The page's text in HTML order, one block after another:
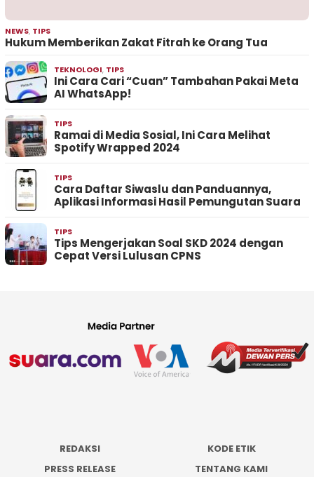
NEWS, TIPS
Hukum Memberikan Zakat Fitrah ke Orang Tua
TEKNOLOGI, TIPS
Ini Cara Cari “Cuan” Tambahan Pakai Meta
AI WhatsApp!
TIPS
Ramai di Media Sosial, Ini Cara Melihat
Spotify Wrapped 2024
TIPS
Cara Daftar Siwaslu dan Panduannya,
Aplikasi Informasi Hasil Pemungutan Suara
TIPS
Tips Mengerjakan Soal SKD 2024 dengan
Cepat Versi Lulusan CPNS
REDAKSI
KODE ETIK
PRESS RELEASE
TENTANG KAMI